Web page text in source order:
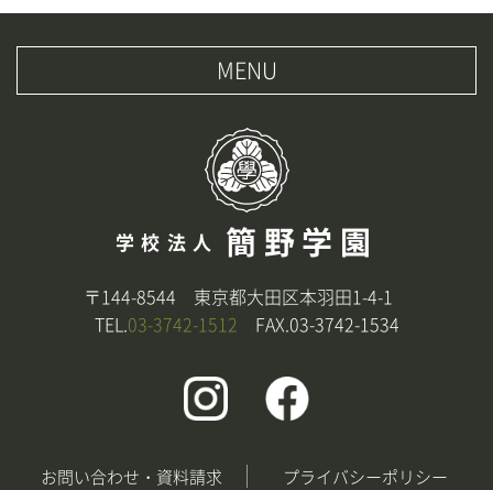
学校法人 簡野学園
〒144-8544 東京都大田区本羽田1-4-1
TEL.03-3742-1512 FAX.03-3742-1534
MENU
お問い合わせ・資料請求 プライバシーポリシー